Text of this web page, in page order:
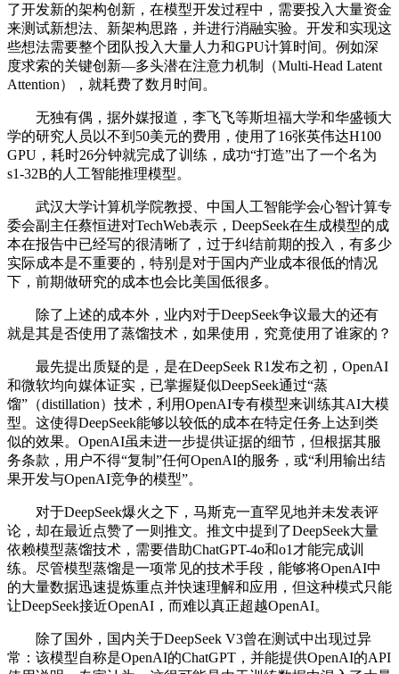
了开发新的架构创新，在模型开发过程中，需要投入大量资金
来测试新想法、新架构思路，并进行消融实验。开发和实现这
些想法需要整个团队投入大量人力和GPU计算时间。例如深
度求索的关键创新—多头潜在注意力机制（Multi-Head Latent
Attention），就耗费了数月时间。
无独有偶，据外媒报道，李飞飞等斯坦福大学和华盛顿大
学的研究人员以不到50美元的费用，使用了16张英伟达H100
GPU，耗时26分钟就完成了训练，成功“打造”出了一个名为
s1-32B的人工智能推理模型。
武汉大学计算机学院教授、中国人工智能学会心智计算专
委会副主任蔡恒进对TechWeb表示，DeepSeek在生成模型的成
本在报告中已经写的很清晰了，过于纠结前期的投入，有多少
实际成本是不重要的，特别是对于国内产业成本很低的情况
下，前期做研究的成本也会比美国低很多。
除了上述的成本外，业内对于DeepSeek争议最大的还有
就是其是否使用了蒸馏技术，如果使用，究竟使用了谁家的？
最先提出质疑的是，是在DeepSeek R1发布之初，OpenAI
和微软均向媒体证实，已掌握疑似DeepSeek通过“蒸
馏”（distillation）技术，利用OpenAI专有模型来训练其AI大模
型。这使得DeepSeek能够以较低的成本在特定任务上达到类
似的效果。OpenAI虽未进一步提供证据的细节，但根据其服
务条款，用户不得“复制”任何OpenAI的服务，或“利用输出结
果开发与OpenAI竞争的模型”。
对于DeepSeek爆火之下，马斯克一直罕见地并未发表评
论，却在最近点赞了一则推文。推文中提到了DeepSeek大量
依赖模型蒸馏技术，需要借助ChatGPT-4o和o1才能完成训
练。尽管模型蒸馏是一项常见的技术手段，能够将OpenAI中
的大量数据迅速提炼重点并快速理解和应用，但这种模式只能
让DeepSeek接近OpenAI，而难以真正超越OpenAI。
除了国外，国内关于DeepSeek V3曾在测试中出现过异
常：该模型自称是OpenAI的ChatGPT，并能提供OpenAI的API